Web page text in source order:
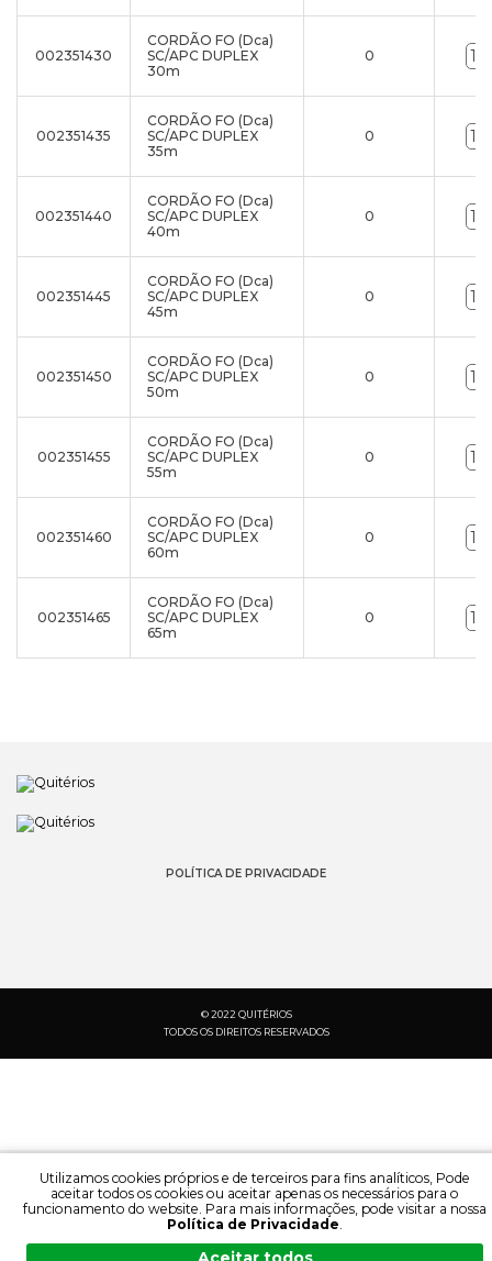
002351430
CORDÃO FO (Dca)
SC/APC DUPLEX
30m
0
002351435
CORDÃO FO (Dca)
SC/APC DUPLEX
35m
0
002351440
CORDÃO FO (Dca)
SC/APC DUPLEX
40m
0
002351445
CORDÃO FO (Dca)
SC/APC DUPLEX
45m
0
002351450
CORDÃO FO (Dca)
SC/APC DUPLEX
50m
0
002351455
CORDÃO FO (Dca)
SC/APC DUPLEX
55m
0
002351460
CORDÃO FO (Dca)
SC/APC DUPLEX
60m
0
002351465
CORDÃO FO (Dca)
SC/APC DUPLEX
65m
0
POLÍTICA DE PRIVACIDADE
© 2022 QUITÉRIOS
TODOS OS DIREITOS RESERVADOS
PESQUISA:
IDIOMA:
Utilizamos cookies próprios e de terceiros para fins analíticos, Pode
aceitar todos os cookies ou aceitar apenas os necessários para o
funcionamento do website. Para mais informações, pode visitar a nossa
Política de Privacidade.